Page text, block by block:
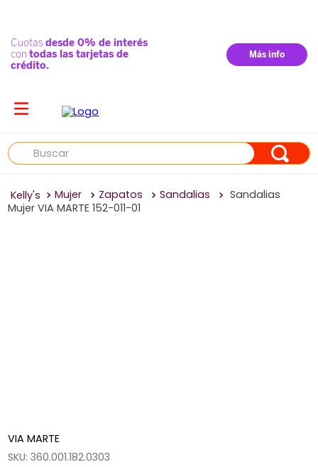
Buscar
Mujer Zapatos Sandalias
Sandalias
Mujer VIA MARTE 152-011-01
VIA MARTE
SKU:360.001.182.0303